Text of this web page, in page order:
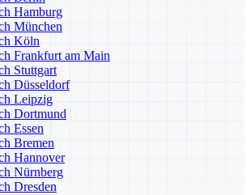
Hamburg
München
Köln
Frankfurt am Main
Stuttgart
Düsseldorf
Leipzig
Dortmund
Essen
Bremen
Hannover
Nürnberg
Dresden